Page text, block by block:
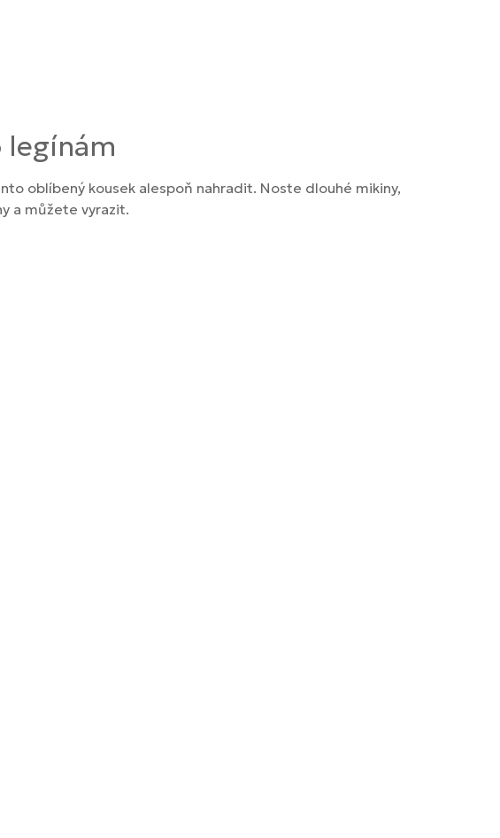
legínám
oblíbený kousek alespoň nahradit. Noste dlouhé mikiny,
a můžete vyrazit.